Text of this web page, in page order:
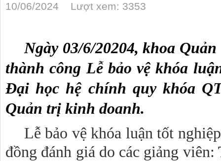
10/06/2024 Lượt xem: 3353
Ngày 03/6/20204, khoa
thành công Lễ bảo vệ khóa
Đại học hệ chính quy khóa
Quản trị kinh doanh.
Lễ bảo vệ khóa luận tốt
đồng đánh giá do các giảng viên: